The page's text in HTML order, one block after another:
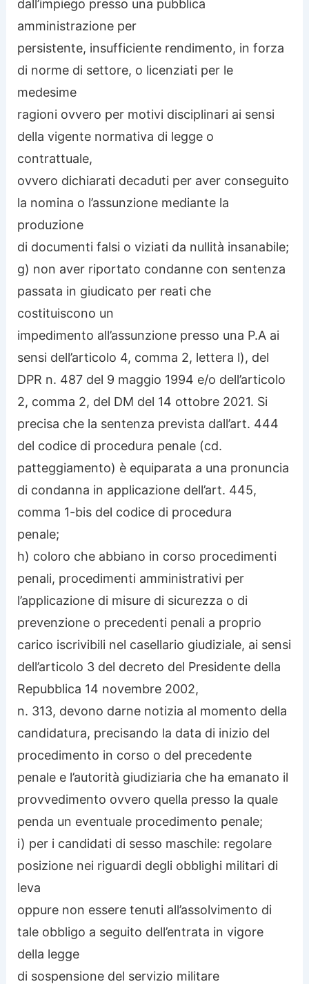
dall’impiego presso una pubblica
amministrazione per
persistente, insufficiente rendimento, in forza
di norme di settore, o licenziati per le
medesime
ragioni ovvero per motivi disciplinari ai sensi
della vigente normativa di legge o
contrattuale,
ovvero dichiarati decaduti per aver conseguito
la nomina o l’assunzione mediante la
produzione
di documenti falsi o viziati da nullità insanabile;
g) non aver riportato condanne con sentenza
passata in giudicato per reati che
costituiscono un
impedimento all’assunzione presso una P.A ai
sensi dell’articolo 4, comma 2, lettera l), del
DPR n. 487 del 9 maggio 1994 e/o dell’articolo
2, comma 2, del DM del 14 ottobre 2021. Si
precisa che la sentenza prevista dall’art. 444
del codice di procedura penale (cd.
patteggiamento) è equiparata a una pronuncia
di condanna in applicazione dell’art. 445,
comma 1-bis del codice di procedura
penale;
h) coloro che abbiano in corso procedimenti
penali, procedimenti amministrativi per
l’applicazione di misure di sicurezza o di
prevenzione o precedenti penali a proprio
carico iscrivibili nel casellario giudiziale, ai sensi
dell’articolo 3 del decreto del Presidente della
Repubblica 14 novembre 2002,
n. 313, devono darne notizia al momento della
candidatura, precisando la data di inizio del
procedimento in corso o del precedente
penale e l’autorità giudiziaria che ha emanato il
provvedimento ovvero quella presso la quale
penda un eventuale procedimento penale;
i) per i candidati di sesso maschile: regolare
posizione nei riguardi degli obblighi militari di
leva
oppure non essere tenuti all’assolvimento di
tale obbligo a seguito dell’entrata in vigore
della legge
di sospensione del servizio militare